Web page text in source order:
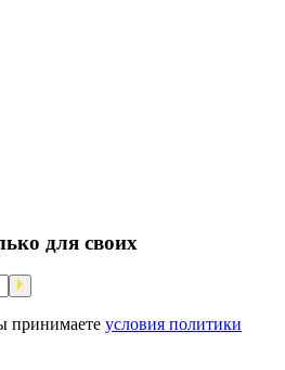
для своих
принимаете условия политики